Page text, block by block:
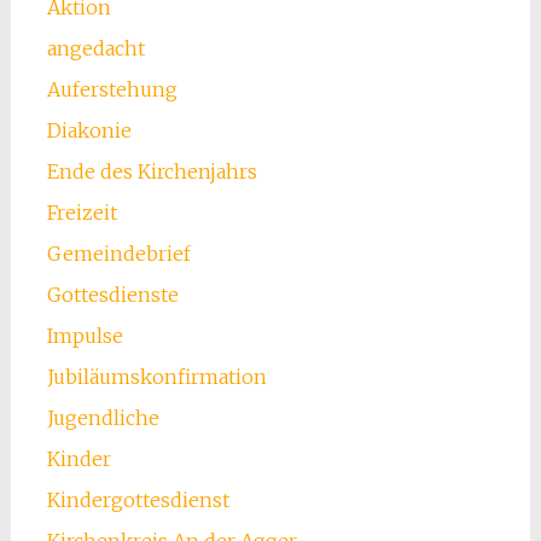
Aktion
angedacht
Auferstehung
Diakonie
Ende des Kirchenjahrs
Freizeit
Gemeindebrief
Gottesdienste
Impulse
Jubiläumskonfirmation
Jugendliche
Kinder
Kindergottesdienst